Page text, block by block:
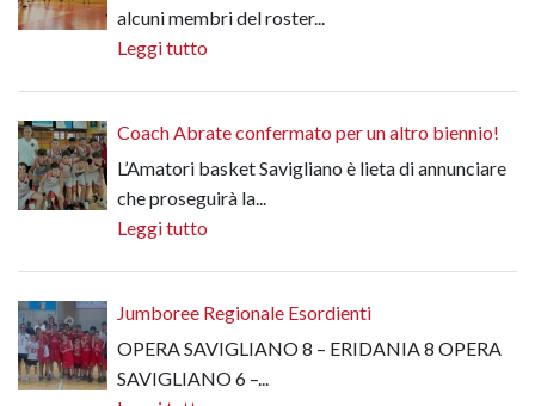
alcuni membri del roster...
Leggi tutto
Coach Abrate confermato per un altro biennio!
L’Amatori basket Savigliano è lieta di annunciare
che proseguirà la...
Leggi tutto
Jumboree Regionale Esordienti
OPERA SAVIGLIANO 8 – ERIDANIA 8 OPERA
SAVIGLIANO 6 –...